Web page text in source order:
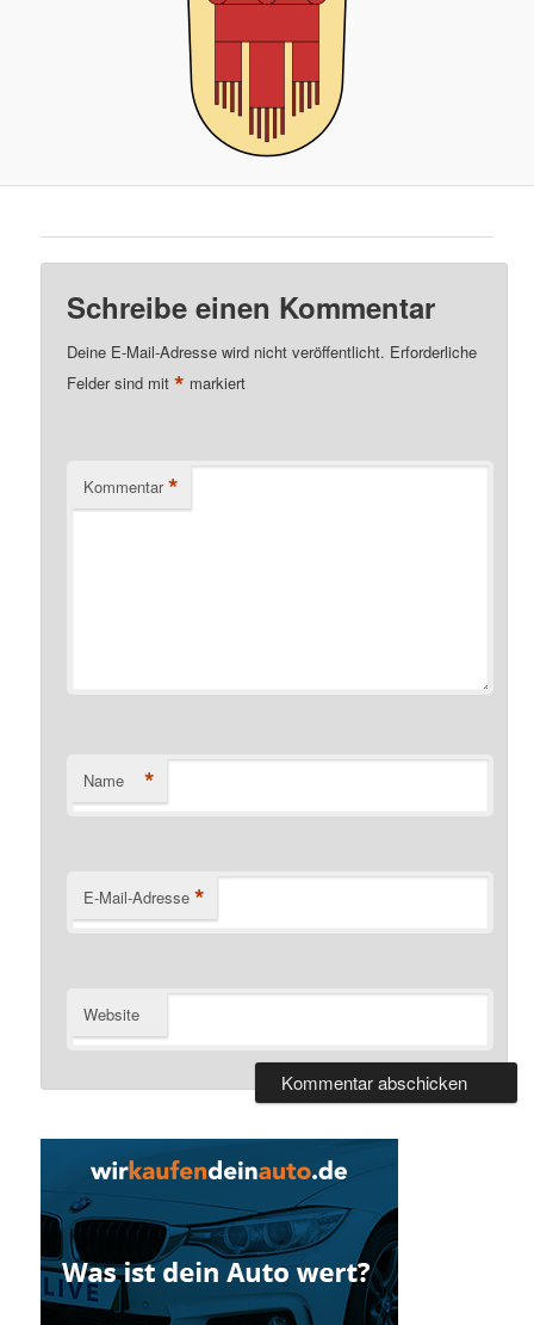
Schreibe einen Kommentar
Deine E-Mail-Adresse wird nicht veröffentlicht. Erforderliche
Felder sind mit* markiert
Kommentar *
Name *
E-Mail-Adresse *
Website